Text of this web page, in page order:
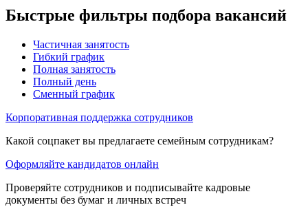
Быстрые фильтры подбора вакансий
Частичная занятость
Гибкий график
Полная занятость
Полный день
Сменный график
Корпоративная поддержка сотрудников
Какой соцпакет вы предлагаете семейным сотрудникам?
Оформляйте кандидатов онлайн
Проверяйте сотрудников и подписывайте кадровые
документы без бумаг и личных встреч